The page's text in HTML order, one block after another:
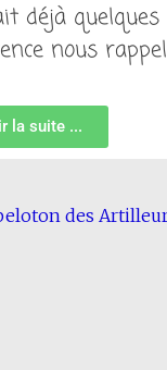
déjà
nous
la suite ...
des